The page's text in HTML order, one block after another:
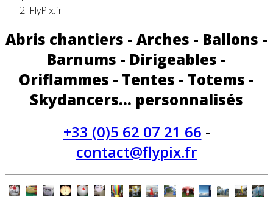
FlyPix.fr
Abris chantiers - Arches - Ballons -
Barnums - Dirigeables -
Oriflammes - Tentes - Totems -
Skydancers... personnalisés
+33 (0)5 62 07 21 66 -
contact@flypix.fr